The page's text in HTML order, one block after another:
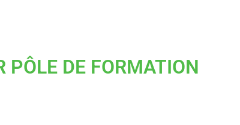
PÔLE DE FORMATION